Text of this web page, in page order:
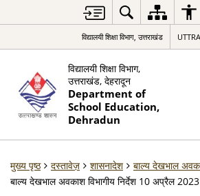
विद्यालयी शिक्षा विभाग, उत्तराखंड
विद्यालयी शिक्षा विभाग,
उत्तराखंड, देहरादून
Department of
School Education,
Dehradun
मुख्य पृष्ठ दस्तावेज़ शासनादेश
बाल्य देखभाल
बाल्य देखभाल अवकाश विभागीय निर्देश 10 अप्रैल 2023